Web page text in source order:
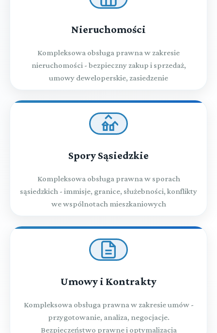
Nieruchomości
Kompleksowa obsługa prawna w zakresie
nieruchomości - bezpieczny zakup i sprzedaż,
umowy deweloperskie, zasiedzenie
Spory Sąsiedzkie
Kompleksowa obsługa prawna w sporach
sąsiedzkich - immisje, granice, służebności, konflikty
we wspólnotach mieszkaniowych
Umowy i Kontrakty
Kompleksowa obsługa prawna w zakresie umów -
przygotowanie, analiza, negocjacje.
Bezpieczeństwo prawne i optymalizacja